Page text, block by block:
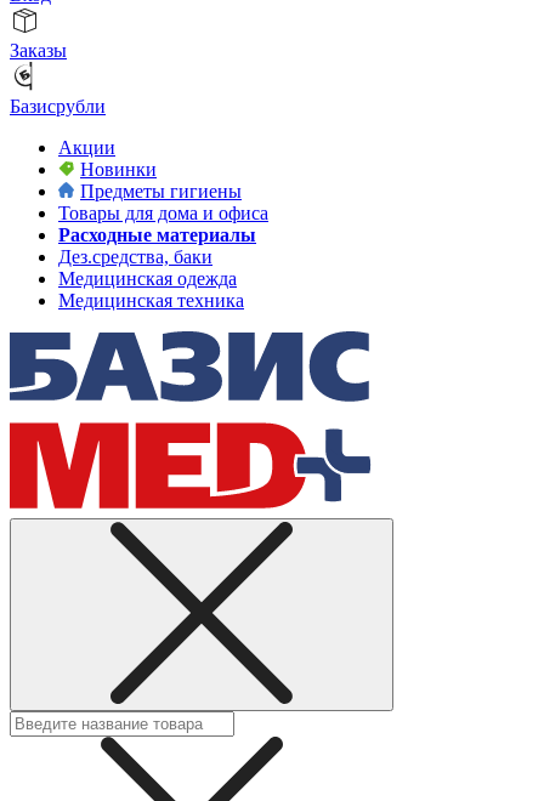
Заказы
Базисрубли
Акции
Новинки
Предметы гигиены
Товары для дома и офиса
Расходные материалы
Дез.средства, баки
Медицинская одежда
Медицинская техника